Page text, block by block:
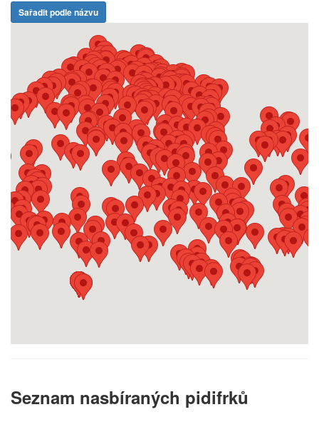
Sařadit podle názvu
Seznam nasbíraných pidifrků